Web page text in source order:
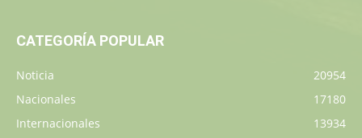
CATEGORÍA POPULAR
Noticia
20954
Nacionales
17180
Internacionales
13934